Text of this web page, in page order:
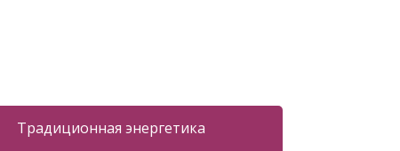
Традиционная энергетика